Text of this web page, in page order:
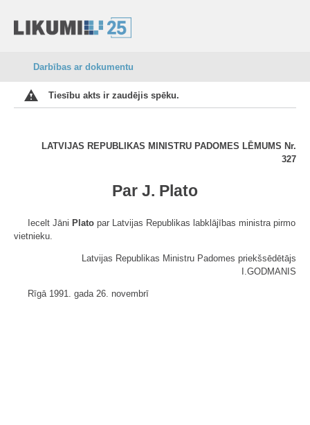
Darbības ar dokumentu
Tiesību akts ir zaudējis spēku.
LATVIJAS REPUBLIKAS MINISTRU PADOMES LĒMUMS Nr.
327
Par J. Plato
Iecelt Jāni Plato par Latvijas Republikas labklājības ministra pirmo
vietnieku.
Latvijas Republikas Ministru Padomes priekšsēdētājs
I.GODMANIS
Rīgā 1991. gada 26. novembrī